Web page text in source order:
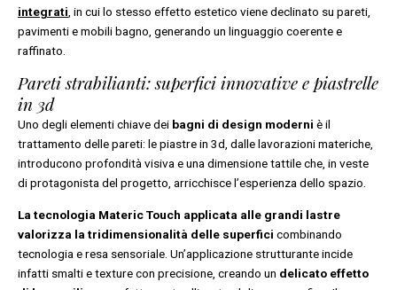
integrati , in cui lo stesso effetto estetico viene declinato su pareti,
pavimenti e mobili bagno, generando un linguaggio coerente e
raffinato.
Pareti strabilianti: superfici innovative e piastrelle
in 3d
Uno degli elementi chiave dei bagni di design moderni è il
trattamento delle pareti: le piastre in 3d, dalle lavorazioni materiche,
introducono profondità visiva e una dimensione tattile che, in veste
di protagonista del progetto, arricchisce l’esperienza dello spazio.
La tecnologia Materic Touch applicata alle grandi lastre
valorizza la tridimensionalità delle superfici combinando
tecnologia e resa sensoriale. Un’applicazione strutturante incide
infatti smalti e texture con precisione, creando un delicato effetto